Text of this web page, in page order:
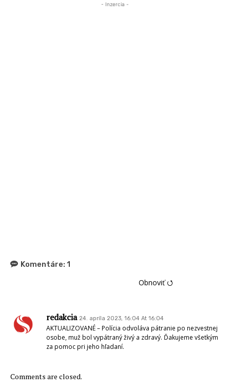
- Inzercia -
Komentáre: 1
Obnoviť ⭯
redakcia 24. apríla 2023, 16:04 At 16:04
AKTUALIZOVANÉ – Polícia odvoláva pátranie po nezvestnej
osobe, muž bol vypátraný živý a zdravý. Ďakujeme všetkým
za pomoc pri jeho hľadaní.
Comments are closed.